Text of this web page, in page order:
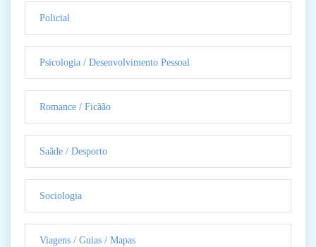
Policial
Psicologia / Desenvolvimento Pessoal
Romance / Ficãão
Saãde / Desporto
Sociologia
Viagens / Guias / Mapas